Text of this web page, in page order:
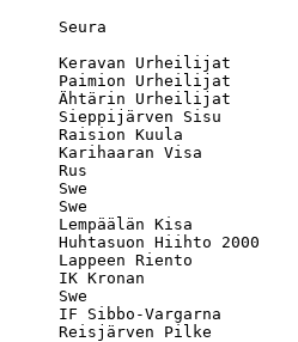
Seura
Keravan Urheilijat
Paimion Urheilijat
Ähtärin Urheilijat
Sieppijärven Sisu
Raision Kuula
Karihaaran Visa
Rus
Swe
Swe
Lempäälän Kisa
Huhtasuon Hiihto 2000
Lappeen Riento
IK Kronan
Swe
IF Sibbo-Vargarna
Reisjärven Pilke